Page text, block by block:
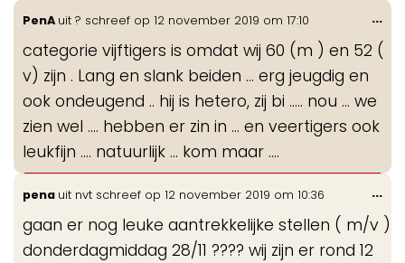
PenA uit ? schreef op 12 november 2019 om 17:10
categorie vijftigers is omdat wij 60 (m ) en 52 (
v) zijn . Lang en slank beiden ... erg jeugdig en
ook ondeugend .. hij is hetero, zij bi ..... nou ... we
zien wel .... hebben er zin in ... en veertigers ook
leukfijn .... natuurlijk ... kom maar ....
...
pena uit nvt schreef op 12 november 2019 om 10:36
gaan er nog leuke aantrekkelijke stellen ( m/v )
donderdagmiddag 28/11 ???? wij zijn er rond 12
...